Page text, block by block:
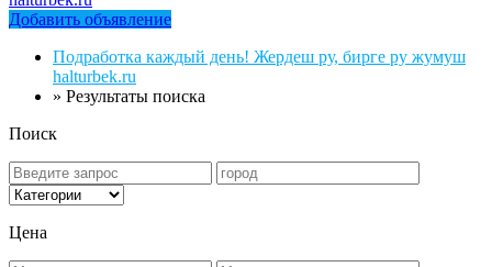
Добавить объявление
Подработка каждый день! Жердеш ру, бирге ру жумуш
halturbek.ru
» Результаты поиска
Поиск
Цена